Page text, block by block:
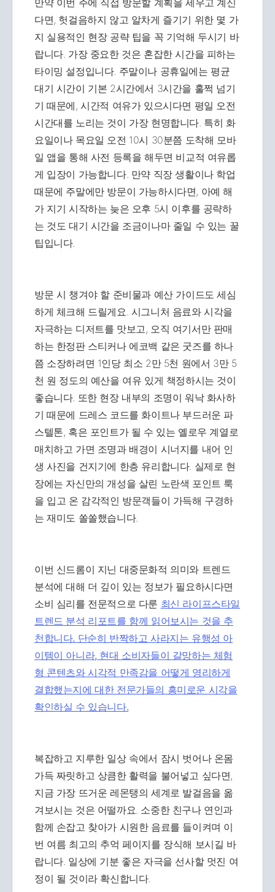
만약 이번 주에 직접 방문할 계획을 세우고 계신
다면, 헛걸음하지 않고 알차게 즐기기 위한 몇 가
지 실용적인 현장 공략 팁을 꼭 기억해 두시기 바
랍니다. 가장 중요한 것은 혼잡한 시간을 피하는
타이밍 설정입니다. 주말이나 공휴일에는 평균
대기 시간이 기본 2시간에서 3시간을 훌쩍 넘기
기 때문에, 시간적 여유가 있으시다면 평일 오전
시간대를 노리는 것이 가장 현명합니다. 특히 화
요일이나 목요일 오전 10시 30분쯤 도착해 모바
일 앱을 통해 사전 등록을 해두면 비교적 여유롭
게 입장이 가능합니다. 만약 직장 생활이나 학업
때문에 주말에만 방문이 가능하시다면, 아예 해
가 지기 시작하는 늦은 오후 5시 이후를 공략하
는 것도 대기 시간을 조금이나마 줄일 수 있는 꿀
팁입니다.
방문 시 챙겨야 할 준비물과 예산 가이드도 세심
하게 체크해 드릴게요. 시그니처 음료와 시각을
자극하는 디저트를 맛보고, 오직 여기서만 판매
하는 한정판 스티커나 에코백 같은 굿즈를 하나
쯤 소장하려면 1인당 최소 2만 5천 원에서 3만 5
천 원 정도의 예산을 여유 있게 책정하시는 것이
좋습니다. 또한 현장 내부의 조명이 워낙 화사하
기 때문에 드레스 코드를 화이트나 부드러운 파
스텔톤, 혹은 포인트가 될 수 있는 옐로우 계열로
매치하고 가면 조명과 배경이 시너지를 내어 인
생 사진을 건지기에 한층 유리합니다. 실제로 현
장에는 자신만의 개성을 살린 노란색 포인트 룩
을 입고 온 감각적인 방문객들이 가득해 구경하
는 재미도 쏠쏠했습니다.
이번 신드롬이 지닌 대중문화적 의미와 트렌드
분석에 대해 더 깊이 있는 정보가 필요하시다면
소비 심리를 전문적으로 다룬 최신 라이프스타일
트렌드 분석 리포트를 함께 읽어보시는 것을 추
천합니다. 단순히 반짝하고 사라지는 유행성 아
이템이 아니라, 현대 소비자들이 갈망하는 체험
형 콘텐츠와 시각적 만족감을 어떻게 영리하게
결합했는지에 대한 전문가들의 흥미로운 시각을
확인하실 수 있습니다.
복잡하고 지루한 일상 속에서 잠시 벗어나 온몸
가득 짜릿하고 상큼한 활력을 불어넣고 싶다면,
지금 가장 뜨거운 레몬탱의 세계로 발걸음을 옮
겨보시는 것은 어떨까요. 소중한 친구나 연인과
함께 손잡고 찾아가 시원한 음료를 들이켜며 이
번 여름 최고의 추억 페이지를 장식해 보시길 바
랍니다. 일상에 기분 좋은 자극을 선사할 멋진 여
정이 될 것이라 확신합니다.